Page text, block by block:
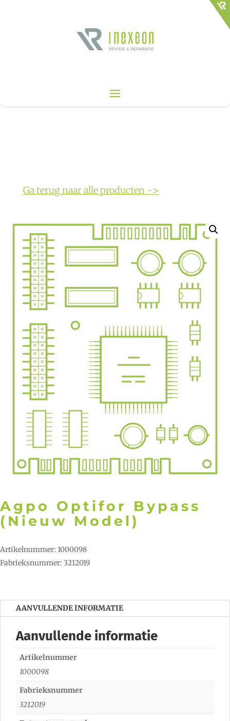
Ga terug naar alle producten ->
Agpo Optifor Bypass
(Nieuw Model)
Artikelnummer: 1000098
Fabrieksnummer: 3212019
AANVULLENDE INFORMATIE
Aanvullende informatie
Artikelnummer
1000098
Fabrieksnummer
3212019